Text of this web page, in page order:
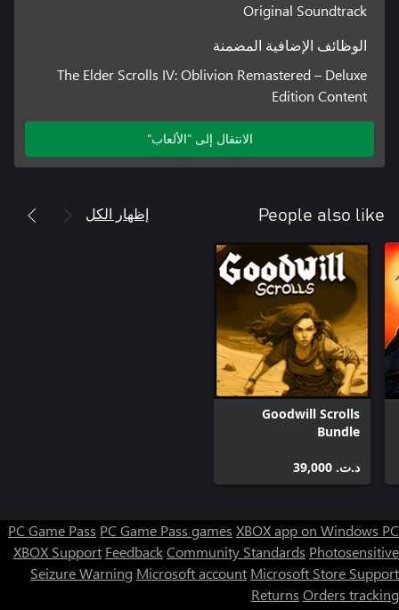
Original Soundtrack
الوظائف الإضافية المضمنة
The Elder Scrolls IV: Oblivion Remastered – Deluxe
Edition Content
الانتقال إلى "الألعاب"
People also like إظهار الكل
Goodwill Scrolls
Bundle
د.ت.‏ 39,000
PC Game Pass PC Game Pass games XBOX app on Windows PC
XBOX Support FeedbackCommunity Standards Photosensitive
Seizure Warning Microsoft account Microsoft Store Support
Returns Orders tracking